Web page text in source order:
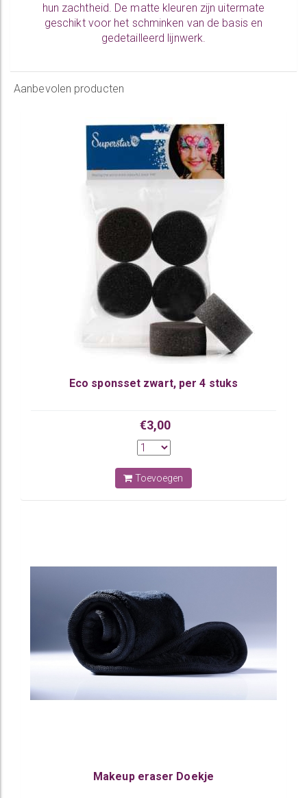
hun zachtheid. De matte kleuren zijn uitermate
geschikt voor het schminken van de basis en
gedetailleerd lijnwerk.
Aanbevolen producten
Eco sponsset zwart, per 4 stuks
€3,00
Toevoegen
Makeup eraser Doekje